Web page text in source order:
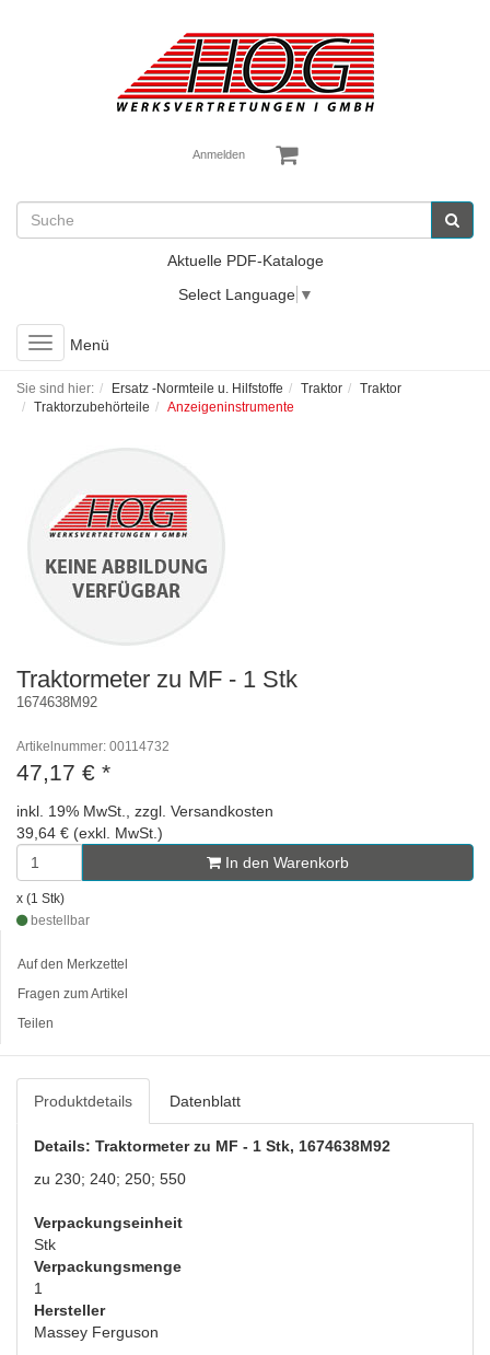
Anmelden
Aktuelle PDF-Kataloge
Select Language ▼
Toggle
navigation
Menü
Sie sind hier: Ersatz -Normteile u. Hilfstoffe Traktor
Traktor
Traktorzubehörteile
Anzeigeninstrumente
Traktormeter zu MF - 1 Stk
1674638M92
Artikelnummer: 00114732
47,17 € *
inkl. 19% MwSt., zzgl. Versandkosten
39,64 € (exkl. MwSt.)
In den Warenkorb
x (1 Stk)
bestellbar
Auf den Merkzettel
Fragen zum Artikel
Teilen
Produktdetails Datenblatt
Details: Traktormeter zu MF - 1 Stk, 1674638M92
zu 230; 240; 250; 550
Verpackungseinheit
Stk
Verpackungsmenge
1
Hersteller
Massey Ferguson